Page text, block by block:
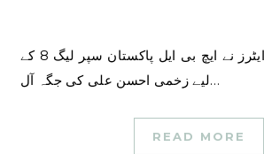
لیے زخمی احسن علی کی جگہ آل…
READ MORE